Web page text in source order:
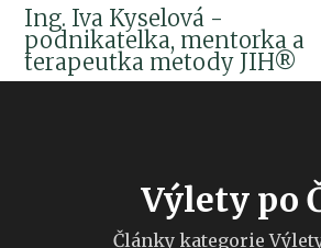
Ing. Iva Kyselová -
podnikatelka, mentorka a
terapeutka metody JIH®
Výlety po
Články kategorie